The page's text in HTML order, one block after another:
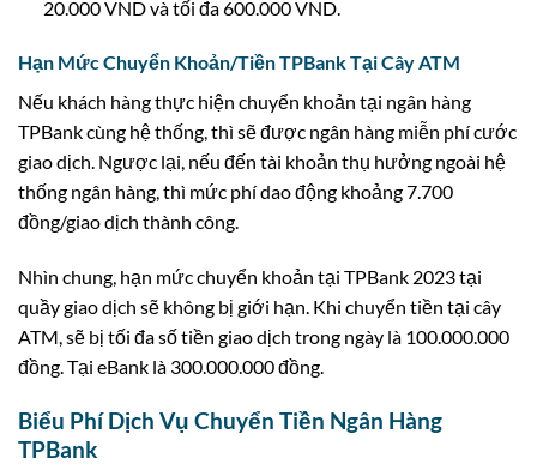
20.000 VND và tối đa 600.000 VND.
Hạn Mức Chuyển Khoản/Tiền TPBank Tại Cây ATM
Nếu khách hàng thực hiện chuyển khoản tại ngân hàng
TPBank cùng hệ thống, thì sẽ được ngân hàng miễn phí cước
giao dịch. Ngược lại, nếu đến tài khoản thụ hưởng ngoài hệ
thống ngân hàng, thì mức phí dao động khoảng 7.700
đồng/giao dịch thành công.
Nhìn chung, hạn mức chuyển khoản tại TPBank 2023 tại
quầy giao dịch sẽ không bị giới hạn. Khi chuyển tiền tại cây
ATM, sẽ bị tối đa số tiền giao dịch trong ngày là 100.000.000
đồng. Tại eBank là 300.000.000 đồng.
Biểu Phí Dịch Vụ Chuyển Tiền Ngân Hàng
TPBank